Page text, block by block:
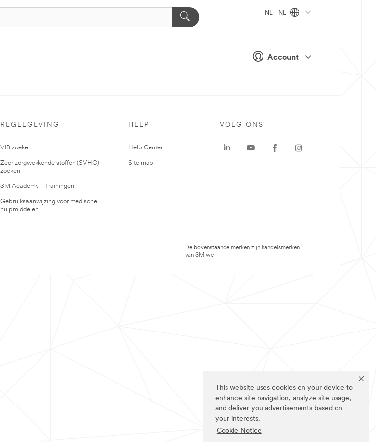
This website uses cookies on your device to
enhance site navigation, analyze site usage,
and deliver you advertisements based on
your interests.
Cookie Notice
Account
NL - NL
REGELGEVING
VIB zoeken
Zeer zorgwekkende stoffen (SVHC)
zoeken
3M Academy - Trainingen
Gebruiksaanwijzing voor medische
hulpmiddelen
HELP
Help Center
Site map
VOLG ONS
De bovenstaande merken zijn handelsmerken
van 3M.we